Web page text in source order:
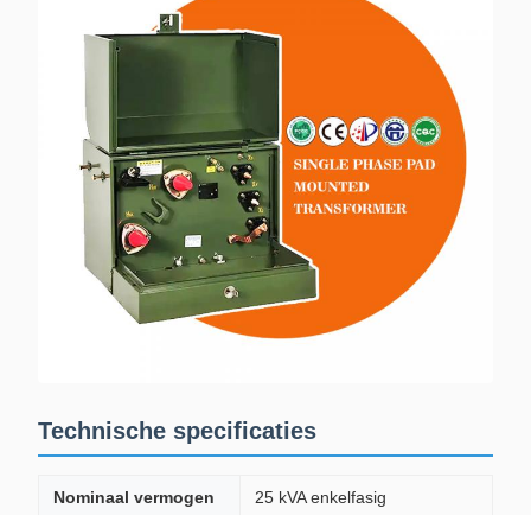
Technische specificaties
Nominaal vermogen 25 kVA enkelfasig